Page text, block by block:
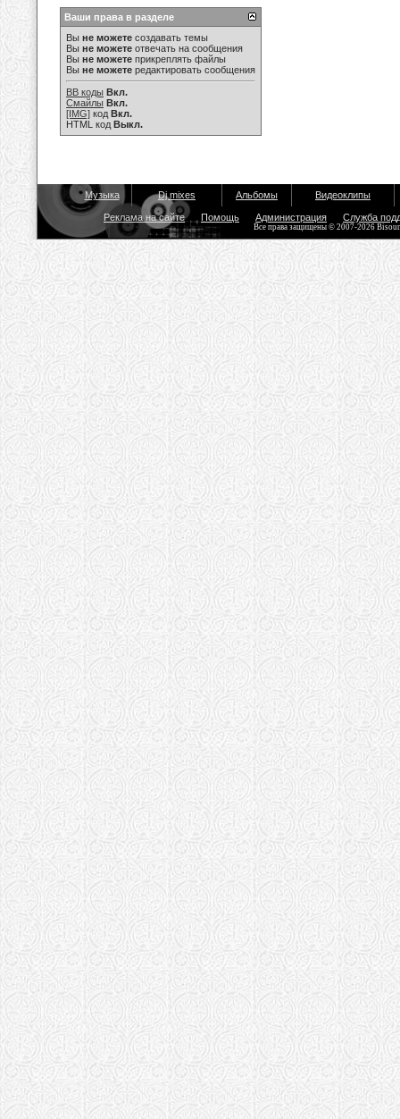
Ваши права в разделе
Вы не можете создавать темы
Вы не можете отвечать на сообщения
Вы не можете прикреплять файлы
Вы не можете редактировать сообщения
BB коды Вкл.
Смайлы Вкл.
[IMG] код Вкл.
HTML код Выкл.
Музыка Dj mixes Альбомы Видеоклипы
Реклама на сайте Помощь Администрация Служба
Все права защищены © 2007-2026